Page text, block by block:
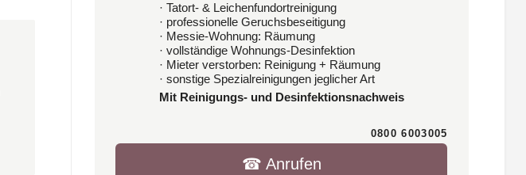
· Tatort- & Leichenfundortreinigung
· professionelle Geruchsbeseitigung
· Messie-Wohnung: Räumung
· vollständige Wohnungs-Desinfektion
· Mieter verstorben: Reinigung + Räumung
· sonstige Spezialreinigungen jeglicher Art
Mit Reinigungs- und Desinfektionsnachweis
0800 6003005
☎︎ Anrufen